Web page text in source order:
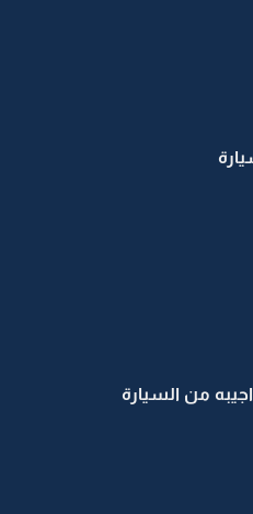
اجيبه من السيارة